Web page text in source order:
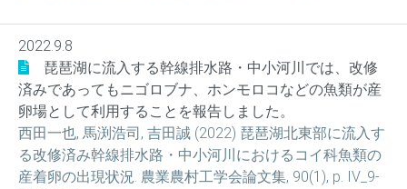
2022.9.8
琵琶湖に流入する幹線排水路・中小河川では、改修
済みであってもニゴロブナ、ホンモロコなどの魚類が産
卵場として利用することを報告しました。
西田一也, 馬渕浩司, 吉田誠 (2022) 琵琶湖北東部に流入す
る改修済み幹線排水路・中小河川におけるコイ科魚類の
産着卵の出現状況. 農業農村工学会論文集, 90(1), p. IV_9-